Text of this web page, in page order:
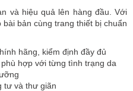
và hiệu quả lên hàng đầu. Với
bản cùng trang thiết bị chuẩn
hãng, kiểm định đầy đủ
hợp với từng tình trạng da
tư và thư giãn